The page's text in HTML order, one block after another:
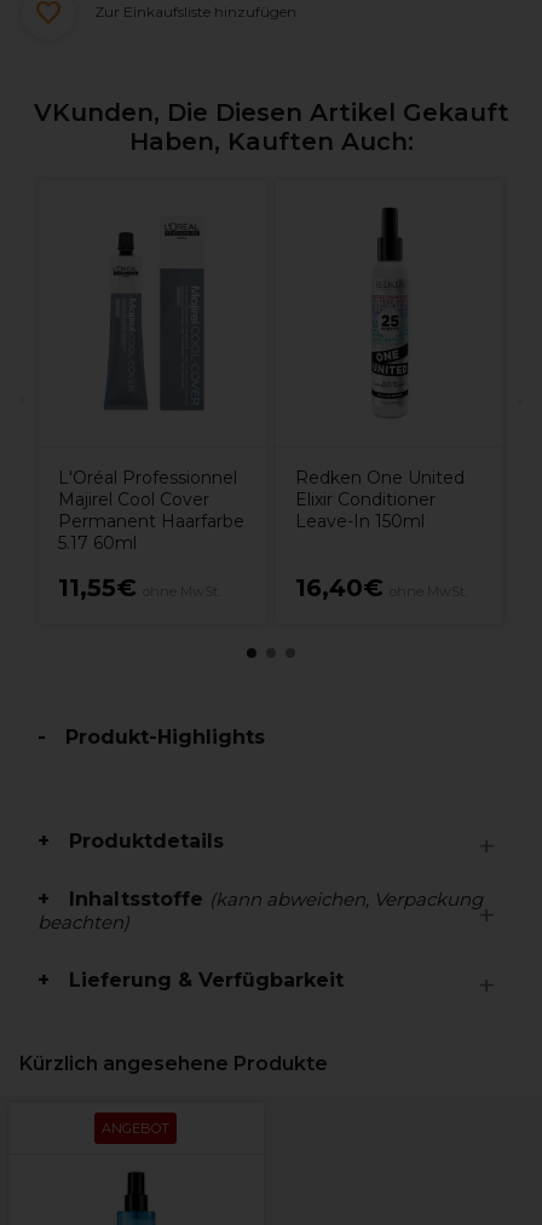
Zur Einkaufsliste hinzufügen
VKunden, Die Diesen Artikel Gekauft
Haben, Kauften Auch:
L'Oréal Professionnel
Majirel Cool Cover
Permanent Haarfarbe
5.17 60ml
11,55€
Redken One United
Elixir Conditioner
Leave-In 150ml
16,40€
Produkt-Highlights
Produktdetails
Inhaltsstoffe (kann abweichen, Verpackung
beachten)
Lieferung & Verfügbarkeit
Kürzlich angesehene Produkte
ANGEBOT